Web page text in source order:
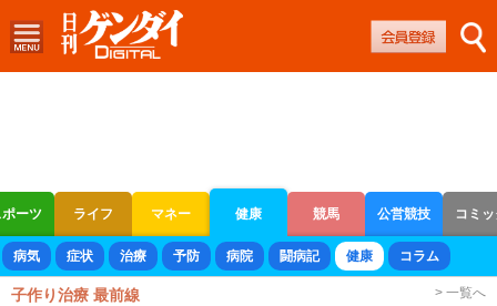
ーツ ライフ マネー 健康 競馬 公営競技 コミ
ボートレース 競輪 オートレース
病気 症状 治療 予防 病院 闘病記 健康 コラム
子作り治療 最前線 > 一覧へ